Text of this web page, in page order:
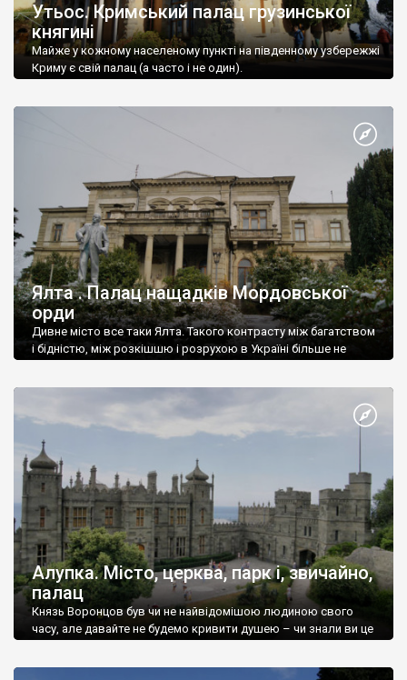
Утьос. Кримський палац грузинської
княгині
Майже у кожному населеному пункті на південному узбережжі
Криму є свій палац (а часто і не один).
Ялта . Палац нащадків Мордовської
орди
Дивне місто все таки Ялта. Такого контрасту між багатством
і бідністю, між розкішшю і розрухою в Україні більше не
Алупка. Місто, церква, парк і, звичайно,
палац
Князь Воронцов був чи не найвідомішою людиною свого
часу, але давайте не будемо кривити душею – чи знали ви це